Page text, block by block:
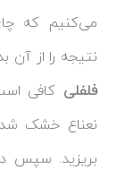
می‌کنیم که
نتیجه را از آن
فلفلی کافی
نعناع خشک
بریزید. سپس